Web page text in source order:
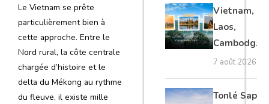
Le Vietnam se prête
particulièrement bien à
cette approche. Entre le
Nord rural, la côte centrale
chargée d’histoire et le
delta du Mékong au rythme
du fleuve, il existe mille
guide
complet
Vietnam,
Laos,
Cambodge,
Thaïlande :
voyage
authentique
7 août 2026
Tonlé Sap